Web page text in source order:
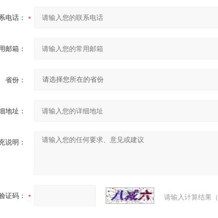
电话：
邮箱：
省份：
地址：
说明：
证码： 请输入计算结果